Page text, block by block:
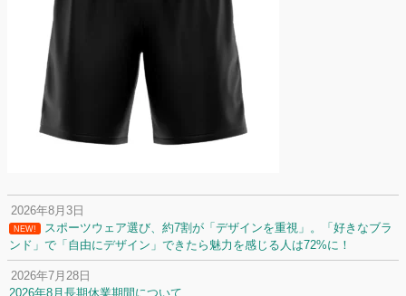
2026年8月3日
NEW!
スポーツウェア選び、約7割が「デザインを重視」。「好きなブラ
ンド」で「自由にデザイン」できたら魅力を感じる人は72%に！
2026年7月28日
2026年8月長期休業期間について